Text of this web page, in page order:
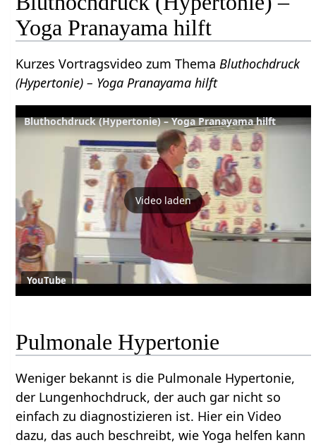
Yoga Pranayama hilft
Kurzes Vortragsvideo zum ThemaBluthochdruck
(Hypertonie) – Yoga Pranayama hilft
Bluthochdruck (Hypertonie) – Yoga Pranayama hilft
Video laden
YouTube
Pulmonale Hypertonie
Weniger bekannt is die Pulmonale Hypertonie,
der Lungenhochdruck, der auch gar nicht so
einfach zu diagnostizieren ist. Hier ein Video
dazu, das auch beschreibt, wie Yoga helfen kann